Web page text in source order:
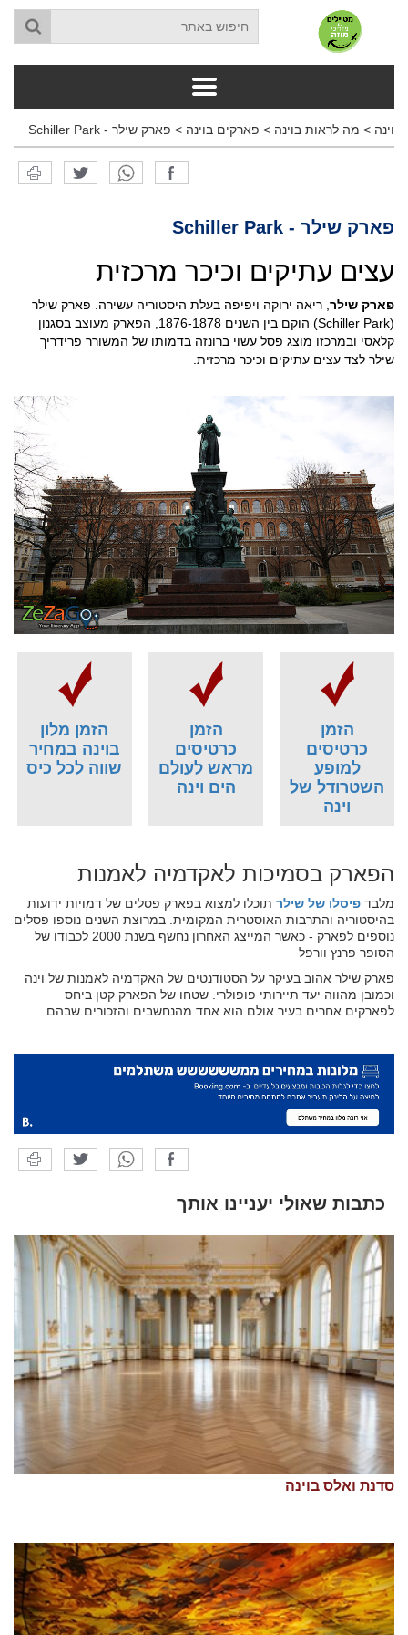
וינה > מה לראות בוינה > פארקים בוינה > פארק שילר - Schiller Park
פארק שילר - Schiller Park
עצים עתיקים וכיכר מרכזית
פארק שילר , ריאה ירוקה ויפיפה בעלת היסטוריה עשירה. פארק שילר
(Schiller Park) הוקם בין השנים 1876-1878, הפארק מעוצב בסגנון
קלאסי ובמרכזו מוצג פסל עשוי ברונזה בדמותו של המשורר פרידריך
שילר לצד עצים עתיקים וכיכר מרכזית.
הזמן
כרטיסים
למופע
השטרודל של
וינה
הזמן
כרטיסים
מראש לעולם
הים וינה
הזמן מלון
בוינה במחיר
שווה לכל כיס
הפארק בסמיכות לאקדמיה לאמנות
מלבד פיסלו של שילר תוכלו למצוא בפארק פסלים של דמויות ידועות
בהיסטוריה והתרבות האוסטרית המקומית. במרוצת השנים נוספו פסלים
נוספים לפארק - כאשר המייצג האחרון נחשף בשנת 2000 לכבודו של
הסופר פרנץ וורפל
פארק שילר אהוב בעיקר על הסטודנטים של האקדמיה לאמנות של וינה
וכמובן מהווה יעד תיירותי פופולרי. שטחו של הפארק קטן ביחס
לפארקים אחרים בעיר אולם הוא אחד מהנחשבים והזכורים שבהם.
כתבות שאולי יעניינו אותך
סדנת ואלס בוינה